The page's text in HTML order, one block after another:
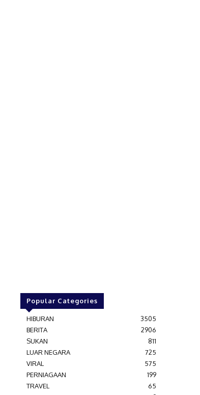
Popular Categories
HIBURAN
3505
BERITA
2906
SUKAN
811
LUAR NEGARA
725
VIRAL
575
PERNIAGAAN
199
TRAVEL
65